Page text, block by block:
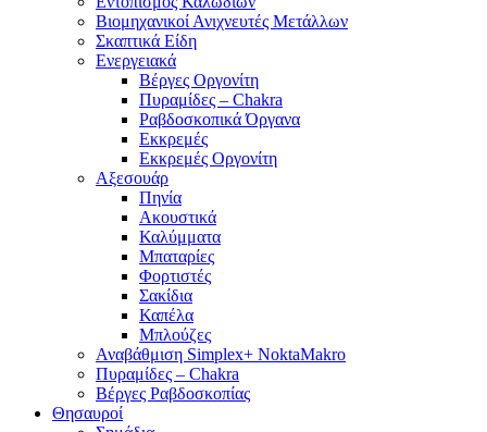
Βιομηχανικοί Ανιχνευτές Μετάλλων
Σκαπτικά Είδη
Ενεργειακά
Βέργες Οργονίτη
Πυραμίδες – Chakra
Ραβδοσκοπικά Όργανα
Εκκρεμές
Εκκρεμές Οργονίτη
Αξεσουάρ
Πηνία
Ακουστικά
Καλύμματα
Μπαταρίες
Φορτιστές
Σακίδια
Καπέλα
Μπλούζες
Αναβάθμιση Simplex+ NoktaMakro
Πυραμίδες – Chakra
Βέργες Ραβδοσκοπίας
Θησαυροί